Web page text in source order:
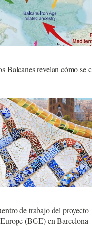
Balcanes revelan cómo se
de trabajo del proyecto
(BGE) en Barcelona